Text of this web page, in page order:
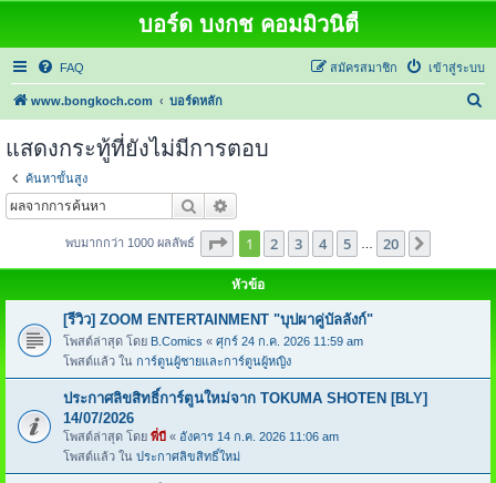
บอร์ด บงกช คอมมิวนิตี้
FAQ เข้าสู่ระบบ
สมัครสมาชิก
www.bongkoch.com บอร์ดหลัก
แสดงกระทู้ที่ยังไม่มีการตอบ
ค้นหาขั้นสูง
ค้นหา
พบมากกว่า 1000 ผลลัพธ์ หน้า จากทั้งหมด 20
1 2 3 4 5 20
หัวข้อ
[รีวิว] ZOOM ENTERTAINMENT "บุปผาคู่บัลลังก์"
โพสต์ล่าสุด โดย B.Comics « ศุกร์ 24 ก.ค. 2026 11:59 am
โพสต์แล้ว ใน การ์ตูนผู้ชายและการ์ตูนผู้หญิง
ประกาศลิขสิทธิ์การ์ตูนใหม่จาก TOKUMA SHOTEN [BLY]
14/07/2026
โพสต์ล่าสุด โดย พี่บี « อังคาร 14 ก.ค. 2026 11:06 am
โพสต์แล้ว ใน ประกาศลิขสิทธิ์ใหม่